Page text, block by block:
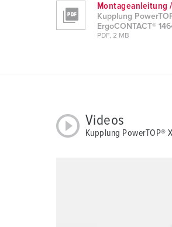
Montageanleitung
Kupplung
ErgoCONTACT®
PDF, 2 MB
Videos
Kupplung PowerTOP®